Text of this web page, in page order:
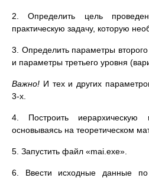
2. Определить цель
практическую задачу, которую
3. Определить параметры
и параметры третьего уровня
Важно! И тех и других
3-х.
4. Построить иерархическую
основываясь на теоретическом
5. Запустить файл «mai.exe».
6. Ввести исходные данные